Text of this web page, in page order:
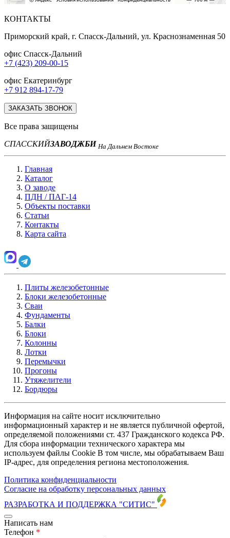
КОНТАКТЫ
Приморский край, г. Спасск-Дальний, ул. Краснознаменная 50
офис Спасск-Дальний
+7 (423) 209-00-15
офис Екатеринбург
+7 912 894-17-79
ЗАКАЗАТЬ ЗВОНОК
Все права защищены
СПАССКИЙЗАВОДЖБИ На Дальнем Востоке
Главная
Каталог
О заводе
ПДН / ПАГ-14
Объекты поставки
Статьи
Контакты
Карта сайта
Плиты железобетонные
Блоки железобетонные
Сваи
Фундаменты
Балки
Блоки
Колонны
Лотки
Перемычки
Прогоны
Утяжелители
Бордюры
Информация на сайте носит исключительно
информационный характер и не является публичной офертой,
определяемой положениями ст. 437 Гражданского кодекса РФ.
Для сбора информации технического характера мы
используем файлы Cookie В том числе, мы обрабатываем Ваш
IP-адрес, для определения региона местоположения.
Политика конфиденциальности
Согласие на обработку персональных данных
РАЗРАБОТКА И ПОДДЕРЖКА "СИТИС"
Написать нам
Телефон *